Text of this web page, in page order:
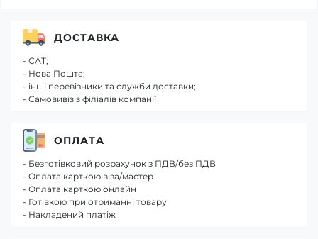
ДОСТАВКА
- САТ;
- Нова Пошта;
- інші перевізники та служби доставки;
- Самовивіз з філіалів компанії
ОПЛАТА
- Безготівковий розрахунок з ПДВ/без ПДВ
- Оплата карткою віза/мастер
- Оплата карткою онлайн
- Готівкою при отриманні товару
- Накладений платіж